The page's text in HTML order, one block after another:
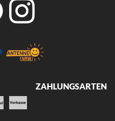
ZAHLUNGSARTEN